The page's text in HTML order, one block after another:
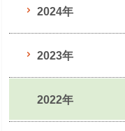
2024年
2023年
2022年